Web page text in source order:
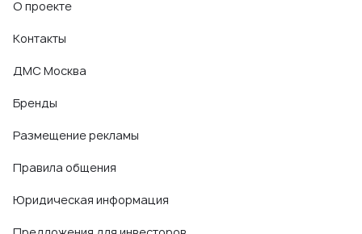
О проекте
Контакты
ДМС Москва
Бренды
Размещение рекламы
Правила общения
Юридическая информация